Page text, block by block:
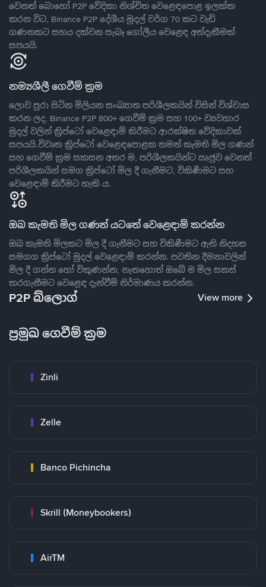
වෙනත් බොහෝ P2P වේදිකා නිශ්චිත වෙළෙඳපොළ ඉලක්ක
කරන විට, Binance P2P දේශීය මුදල් වර්ග 70 කට වැඩි
ගණනකට සහය දක්වන සැබෑ ගෝලීය වෙළෙඳ අත්දැකීමක්
සපයයි.
නම්‍යශීලී ගෙවීම් ක්‍රම
ලොව පුරා සිටින මිලියන සංඛ්‍යාත පරිශීලකයින් විසින් විශ්වාස
කරන ලද, Binance P2P 800+ ගෙවීම් ක්‍රම සහ 100+ ව්‍යවහාර
මුදල් වලින් ක්‍රිප්ටෝ වෙළෙඳාම් කිරීමට ආරක්ෂිත වේදිකාවක්
සපයයි.විවෘත ක්‍රිප්ටෝ වෙළෙඳපොළක තමන් කැමති මිල ගණන්
සහ ගෙවීම් ක්‍රම සකසන අතර ම, පරිශීලකයින්ට ඍජුව වෙනත්
පරිශීලකයින් සමග ක්‍රිප්ටෝ මිල දී ගැනීමට, විකිණීමට සහ
වෙළෙඳාම් කිරීමට හැකි ය.
ඔබ කැමති මිල ගණන් යටතේ වෙළෙඳාම් කරන්න
ඔබ කැමති මිලකට මිල දී ගැනීමට සහ විකිණීමට ඇති නිදහස
සමගග ක්‍රිප්ටෝ මුදල් වෙළෙඳාම් කරන්න. පවතින දීමනාවලින්
මිල දී ගන්න හෝ විකුණන්න, නැතහොත් ඔබේ ම මිල සකස්
කරගැනීමට වෙළෙඳ දැන්වීම් නිර්මාණය කරන්න.
P2P බ්ලොග් View more
ප්‍රමුඛ ගෙවීම් ක්‍රම
Zinli
Zelle
Banco Pichincha
Skrill (Moneybookers)
AirTM